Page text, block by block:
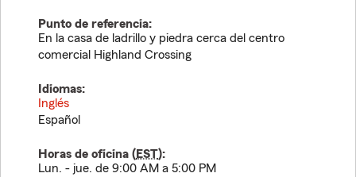
Punto de referencia:
En la casa de ladrillo y piedra cerca del centro
comercial Highland Crossing
Idiomas:
Inglés
Español
Horas de oficina (EST):
Lun. - jue. de 9:00 AM a 5:00 PM